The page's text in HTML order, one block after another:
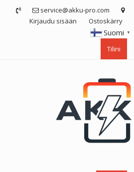
service@akku-pro.com
Kirjaudu sisään
Ostoskärry
Suomi ▼
Tilini